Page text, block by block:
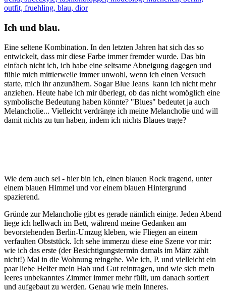
Ich und blau.
Eine seltene Kombination. In den letzten Jahren hat sich das so
entwickelt, dass mir diese Farbe immer fremder wurde. Das bin
einfach nicht ich, ich habe eine seltsame Abneigung dagegen und
fühle mich mittlerweile immer unwohl, wenn ich einen Versuch
starte, mich ihr anzunähern. Sogar Blue Jeans kann ich nicht mehr
anziehen. Heute habe ich mir überlegt, ob das nicht womöglich eine
symbolische Bedeutung haben könnte? "Blues" bedeutet ja auch
Melancholie... Vielleicht verdränge ich meine Melancholie und will
damit nichts zu tun haben, indem ich nichts Blaues trage?
Wie dem auch sei - hier bin ich, einen blauen Rock tragend, unter
einem blauen Himmel und vor einem blauen Hintergrund
spazierend.
Gründe zur Melancholie gibt es gerade nämlich einige. Jeden Abend
liege ich hellwach im Bett, während meine Gedanken am
bevorstehenden Berlin-Umzug kleben, wie Fliegen an einem
verfaulten Obststück. Ich sehe immerzu diese eine Szene vor mir:
wie ich das erste (der Besichtigungstermin damals im März zählt
nicht!) Mal in die Wohnung reingehe. Wie ich, P. und vielleicht ein
paar liebe Helfer mein Hab und Gut reintragen, und wie sich mein
leeres unbekanntes Zimmer immer mehr füllt, um danach sortiert
und aufgebaut zu werden. Genau wie mein Inneres.